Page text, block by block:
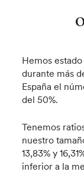
Hemos
durante más
España el
del 50%.
Tenemos
nuestro
13,83% y
inferior a la